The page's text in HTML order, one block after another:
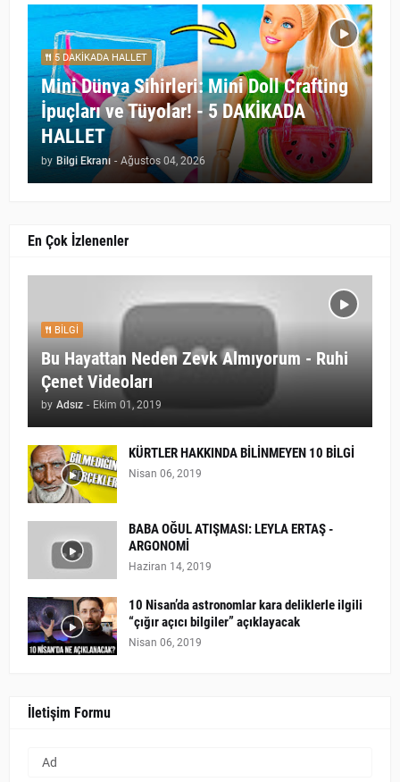
5 DAKİKADA HALLET
Mini Dünya Sihirleri: Mini Doll Crafting
İpuçları ve Tüyolar! - 5 DAKİKADA
HALLET
by Bilgi Ekranı - Ağustos 04, 2026
En Çok İzlenenler
BILGI
Bu Hayattan Neden Zevk Almıyorum - Ruhi
Çenet Videoları
by Adsız - Ekim 01, 2019
KÜRTLER HAKKINDA BİLİNMEYEN 10 BİLGİ
Nisan 06, 2019
BABA OĞUL ATIŞMASI: LEYLA ERTAŞ -
ARGONOMİ
Haziran 14, 2019
10 Nisan’da astronomlar kara deliklerle ilgili
“çığır açıcı bilgiler” açıklayacak
Nisan 06, 2019
İletişim Formu